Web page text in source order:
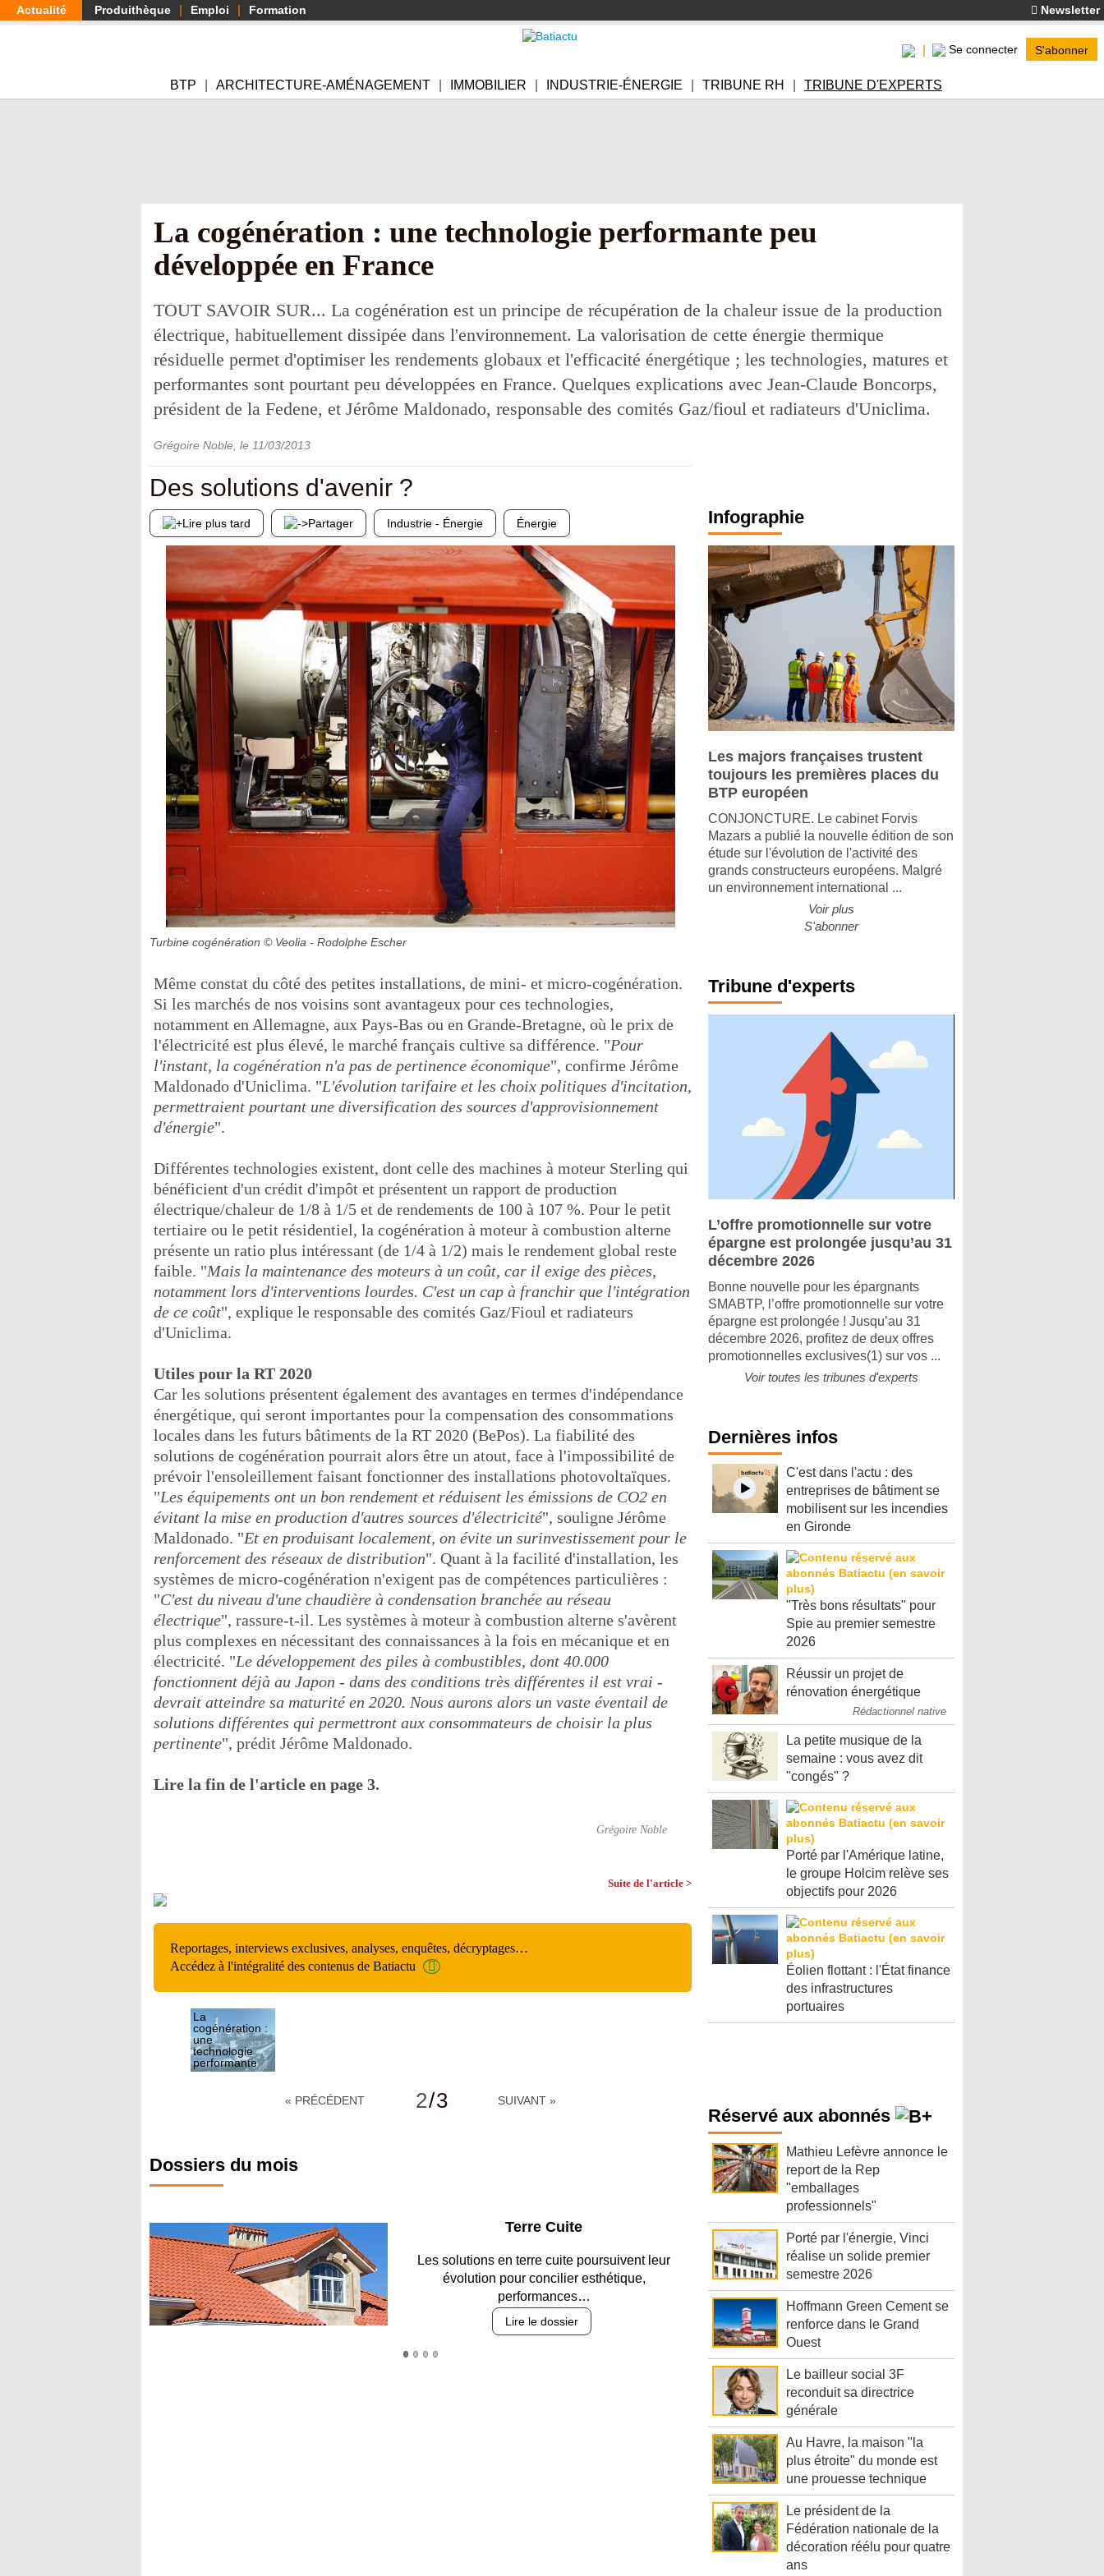
Aller
au
Actualité Produithèque Emploi Formation Newsletter
Se connecter S'abonner
BTP ARCHITECTURE-AMÉNAGEMENT IMMOBILIER INDUSTRIE-ÉNERGIE TRIBUNE RH TRIBUNE D'EXPERTS
La cogénération : une technologie performante peu
développée en France
TOUT SAVOIR SUR... La cogénération est un principe de récupération de la chaleur issue de la production
électrique, habituellement dissipée dans l'environnement. La valorisation de cette énergie thermique
résiduelle permet d'optimiser les rendements globaux et l'efficacité énergétique ; les technologies, matures et
performantes sont pourtant peu développées en France. Quelques explications avec Jean-Claude Boncorps,
président de la Fedene, et Jérôme Maldonado, responsable des comités Gaz/fioul et radiateurs d'Uniclima.
Grégoire Noble , le 11/03/2013
Des solutions d'avenir ?
Lire plus tard Partager Industrie - Énergie Énergie
Turbine cogénération © Veolia - Rodolphe Escher
Même constat du côté des petites installations, de mini- et micro-cogénération.
Si les marchés de nos voisins sont avantageux pour ces technologies,
notamment en Allemagne, aux Pays-Bas ou en Grande-Bretagne, où le prix de
l'électricité est plus élevé, le marché français cultive sa différence. "Pour
l'instant, la cogénération n'a pas de pertinence économique", confirme Jérôme
Maldonado d'Uniclima. "L'évolution tarifaire et les choix politiques d'incitation,
permettraient pourtant une diversification des sources d'approvisionnement
d'énergie".
Différentes technologies existent, dont celle des machines à moteur Sterling qui
bénéficient d'un crédit d'impôt et présentent un rapport de production
électrique/chaleur de 1/8 à 1/5 et de rendements de 100 à 107 %. Pour le petit
tertiaire ou le petit résidentiel, la cogénération à moteur à combustion alterne
présente un ratio plus intéressant (de 1/4 à 1/2) mais le rendement global reste
faible. "Mais la maintenance des moteurs à un coût, car il exige des pièces,
notamment lors d'interventions lourdes. C'est un cap à franchir que l'intégration
de ce coût", explique le responsable des comités Gaz/Fioul et radiateurs
d'Uniclima.
Utiles pour la RT 2020
Car les solutions présentent également des avantages en termes d'indépendance
énergétique, qui seront importantes pour la compensation des consommations
locales dans les futurs bâtiments de la RT 2020 (BePos). La fiabilité des
solutions de cogénération pourrait alors être un atout, face à l'impossibilité de
prévoir l'ensoleillement faisant fonctionner des installations photovoltaïques.
"Les équipements ont un bon rendement et réduisent les émissions de CO2 en
évitant la mise en production d'autres sources d'électricité", souligne Jérôme
Maldonado. "Et en produisant localement, on évite un surinvestissement pour le
renforcement des réseaux de distribution". Quant à la facilité d'installation, les
systèmes de micro-cogénération n'exigent pas de compétences particulières :
"C'est du niveau d'une chaudière à condensation branchée au réseau
électrique", rassure-t-il. Les systèmes à moteur à combustion alterne s'avèrent
plus complexes en nécessitant des connaissances à la fois en mécanique et en
électricité. "Le développement des piles à combustibles, dont 40.000
fonctionnent déjà au Japon - dans des conditions très différentes il est vrai -
devrait atteindre sa maturité en 2020. Nous aurons alors un vaste éventail de
solutions différentes qui permettront aux consommateurs de choisir la plus
pertinente", prédit Jérôme Maldonado.
Lire la fin de l'article en page 3.
Grégoire Noble
Suite de l'article >
Reportages, interviews exclusives, analyses, enquêtes, décryptages…
Accédez à l'intégralité des contenus de Batiactu
La
cogénération :
une
technologie
performante
peu ...
« PRÉCÉDENT 2/3 SUIVANT »
Dossiers du mois
Parking et garages
Entre circulation, sécurisation des accès, durabilité
des revêtements et intégration…
Lire le dossier
Infographie
Les majors françaises trustent
toujours les premières places du
BTP européen
CONJONCTURE. Le cabinet Forvis
Mazars a publié la nouvelle édition de son
étude sur l'évolution de l'activité des
grands constructeurs européens. Malgré
un environnement international ...
Voir plus
S'abonner
Tribune d'experts
L’offre promotionnelle sur votre
épargne est prolongée jusqu’au 31
décembre 2026
Bonne nouvelle pour les épargnants
SMABTP, l’offre promotionnelle sur votre
épargne est prolongée ! Jusqu’au 31
décembre 2026, profitez de deux offres
promotionnelles exclusives(1) sur vos ...
Voir toutes les tribunes d'experts
Dernières infos
C'est dans l'actu : des
entreprises de bâtiment se
mobilisent sur les incendies
en Gironde
"Très bons résultats" pour
Spie au premier semestre
2026
Réussir un projet de
rénovation énergétique
Rédactionnel native
La petite musique de la
semaine : vous avez dit
"congés" ?
Porté par l'Amérique latine,
le groupe Holcim relève ses
objectifs pour 2026
Éolien flottant : l'État finance
des infrastructures
portuaires
Réservé aux abonnés
Mathieu Lefèvre annonce le
report de la Rep
"emballages
professionnels"
Porté par l'énergie, Vinci
réalise un solide premier
semestre 2026
Hoffmann Green Cement se
renforce dans le Grand
Ouest
Le bailleur social 3F
reconduit sa directrice
générale
Au Havre, la maison "la
plus étroite" du monde est
une prouesse technique
Le président de la
Fédération nationale de la
décoration réélu pour quatre
ans